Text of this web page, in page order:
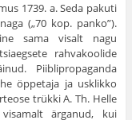
1739. a. Seda pakuti
(„70 kop. panko”).
sama visalt nagu
rahvakoolide
Piiblipropaganda
öppetaja ja usklikko
trükki A. Th. Helle
ärganud, kui